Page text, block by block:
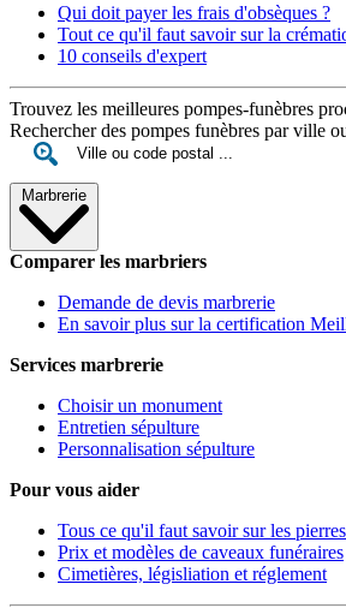
Qui doit payer les frais d'obsèques ?
Tout ce qu'il faut savoir sur la
10 conseils d'expert
Trouvez les meilleures pompes-funèbres
Rechercher des pompes funèbres par ville
Marbrerie
Comparer les marbriers
Demande de devis marbrerie
En savoir plus sur la certification
Services marbrerie
Choisir un monument
Entretien sépulture
Personnalisation sépulture
Pour vous aider
Tous ce qu'il faut savoir sur les
Prix et modèles de caveaux funéraires
Cimetières, législiation et réglement